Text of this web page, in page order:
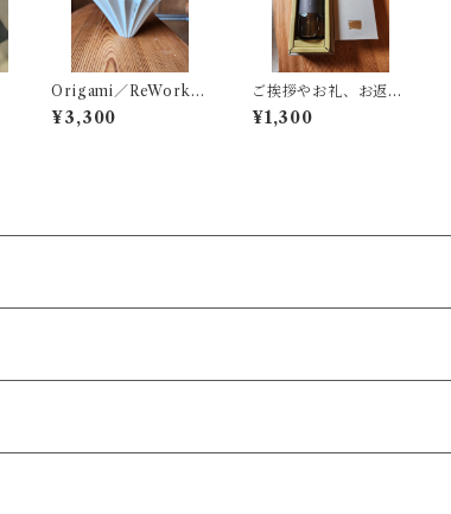
Origami／ReWork D
ripper M 2-4杯用
¥3,300
ご挨拶やお礼、お返し
に幅広くお選びいただ
いています。『キノシ
¥1,300